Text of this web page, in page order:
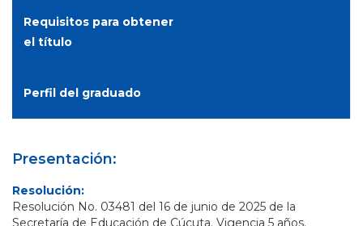
Requisitos para obtener
el título
Perfil del graduado
Presentación:
Resolución:
Resolución No. 03481 del 16 de junio de 2025 de la
Secretaría de Educación de Cúcuta. Vigencia 5 años.